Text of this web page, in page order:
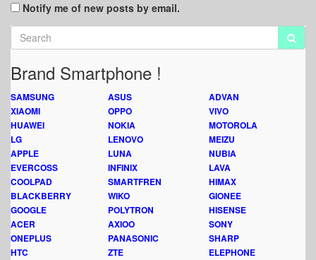
Notify me of new posts by email.
Brand Smartphone !
SAMSUNG ASUS
ADVAN
XIAOMI
OPPO
VIVO
HUAWEI
NOKIA
MOTOROLA
LG
LENOVO
MEIZU
APPLE
LUNA
NUBIA
EVERCOSS
INFINIX
LAVA
COOLPAD
SMARTFREN
HIMAX
BLACKBERRY
WIKO
GIONEE
GOOGLE
POLYTRON
HISENSE
ACER
AXIOO
SONY
ONEPLUS
PANASONIC
SHARP
HTC
ZTE ELEPHONE